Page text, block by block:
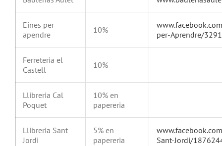
Eines per
apendre
10%
per-Aprendre/
Ferreteria el
Castell
10%
Llibreria Cal
Poquet
10% en
papereria
Llibreria Sant
Jordi
5% en
papereria
Sant-Jordi/